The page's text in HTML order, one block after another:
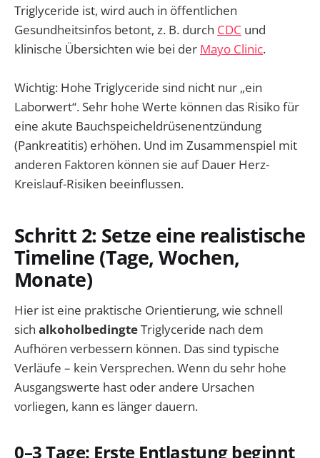
Triglyceride ist, wird auch in öffentlichen
Gesundheitsinfos betont, z. B. durch CDC und
klinische Übersichten wie bei der Mayo Clinic.
Wichtig: Hohe Triglyceride sind nicht nur „ein
Laborwert“. Sehr hohe Werte können das Risiko für
eine akute Bauchspeicheldrüsenentzündung
(Pankreatitis) erhöhen. Und im Zusammenspiel mit
anderen Faktoren können sie auf Dauer Herz-
Kreislauf-Risiken beeinflussen.
Schritt 2: Setze eine realistische
Timeline (Tage, Wochen,
Monate)
Hier ist eine praktische Orientierung, wie schnell
sich alkoholbedingteTriglyceride nach dem
Aufhören verbessern können. Das sind typische
Verläufe – kein Versprechen. Wenn du sehr hohe
Ausgangswerte hast oder andere Ursachen
vorliegen, kann es länger dauern.
0–3 Tage: Erste Entlastung beginnt